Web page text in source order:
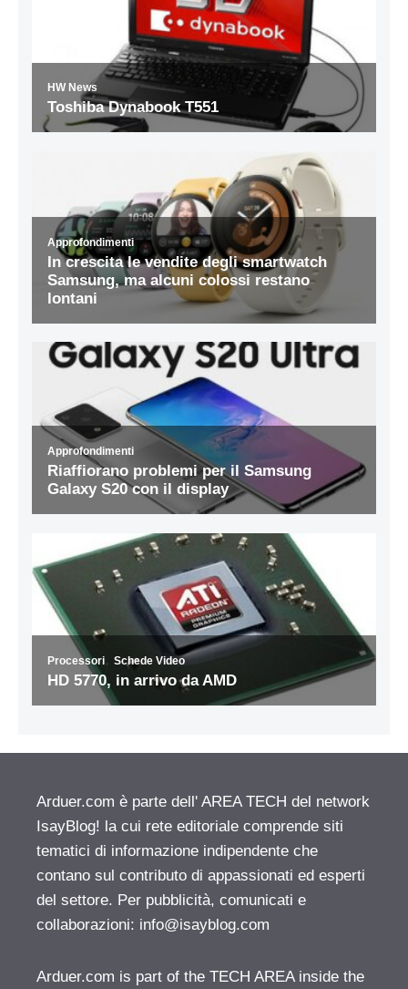
Arduer.com è parte dell' AREA TECH del network
IsayBlog! la cui rete editoriale comprende siti
tematici di informazione indipendente che
contano sul contributo di appassionati ed esperti
del settore. Per pubblicità, comunicati e
collaborazioni: info@isayblog.com
Arduer.com is part of the TECH AREA inside the